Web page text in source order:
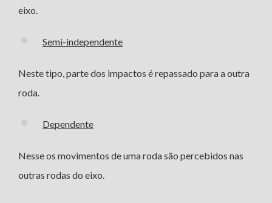
eixo.
Semi-independente
Neste tipo, parte dos impactos é repassado para a outra
roda.
Dependente
Nesse os movimentos de uma roda são percebidos nas
outras rodas do eixo.